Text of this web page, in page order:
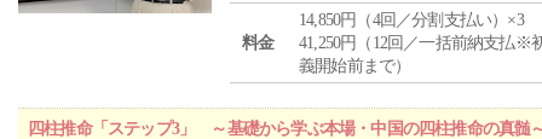
料金
14,850円（4回／分割支払い）×3
41,250円（12回／一括前納支払※
義開始前まで）
四柱推命「ステップ3」 ～基礎から学ぶ本場・中国の四柱推命の真髄